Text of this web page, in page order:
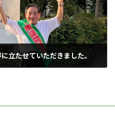
立たせていただきました。